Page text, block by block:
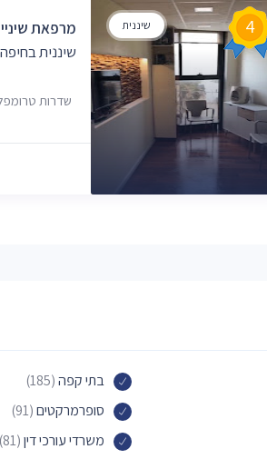
שיננית 4
מרפאת
שיננית בחיפה
שדרות טרומפלדור 45,
בתי קפה(185)
סופרמרקטים(91)
משרדי עורכי דין(81)